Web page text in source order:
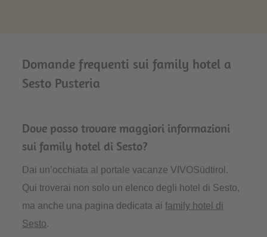
Domande frequenti sui family hotel a
Sesto Pusteria
Dove posso trovare maggiori informazioni
sui family hotel di Sesto?
Dai un’occhiata al portale vacanze VIVOSüdtirol.
Qui troverai non solo un elenco degli hotel di Sesto,
ma anche una pagina dedicata aifamily hotel di
Sesto.